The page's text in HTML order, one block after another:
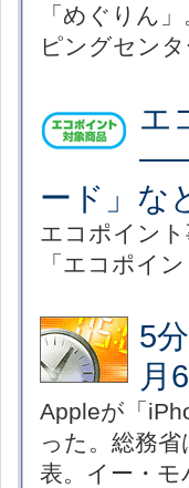
「めぐりん
ピングセンタ
エ
――
ード」な
エコポイン
「エコポイ
5
月
Appleが「
った。総務
表。イー・